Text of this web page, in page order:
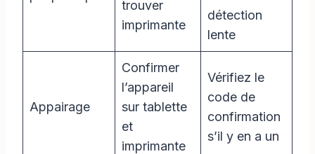
trouver
imprimante
détection
lente
Appairage
Confirmer
l’appareil
sur tablette
et
imprimante
Vérifiez le
code de
confirmation
s’il y en a un